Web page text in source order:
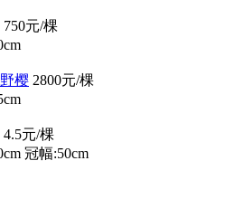
750元/棵
樱 2800元/棵
4.5元/棵
冠幅:50cm